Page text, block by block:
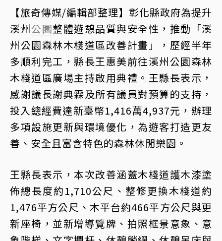
【旅奇傳媒/編輯部整理】彰化縣政府為提升
溪州公園整體遊憩品質與安全性，推動「溪
州公園森林木棧道區改善計畫」，歷經半年
多順利完工，縣長王惠美前往溪州公園森林
木棧道區廣場主持啟用典禮。王縣長表示，
感謝議長謝典霖及所有議員對預算的支持，
投入總經費達新臺幣1,416萬4,937元，辦理
多項設施更新與環境優化，為遊客打造更友
善、安全且富含特色的森林休閒樂園。
王縣長表示，本次改善涵蓋木棧道護木漆塗
佈總長度約1,710公尺、整修更換木棧道約
1,476平方公尺、木平台約466平方公尺與更
新座椅，並新增導覽牌、拍照框景意象、意